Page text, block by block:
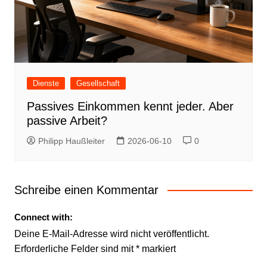
Dienste Gesellschaft
Passives Einkommen kennt jeder. Aber
passive Arbeit?
Philipp Haußleiter 2026-06-10 0
Schreibe einen Kommentar
Connect with:
Deine E-Mail-Adresse wird nicht veröffentlicht.
Erforderliche Felder sind mit*markiert